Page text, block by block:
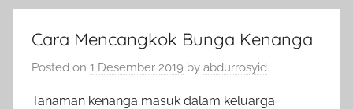
Cara Mencangkok Bunga Kenanga
Posted on 1 Desember 2019 by abdurrosyid
Tanaman kenanga masuk dalam keluarga